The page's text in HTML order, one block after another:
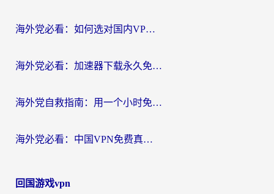
海外党必看：如何选对国内VPN，实现无缝访问国内资源？
海外党必看：加速器下载永久免费版真的存在吗？教你无缝访问国内资源的正确姿势
海外党自救指南：用一个小时免费加速器，轻松打破国内资源访问壁垒？
海外党必看：中国VPN免费真的靠谱吗？手把手教你选对回国加速器
回国游戏vpn